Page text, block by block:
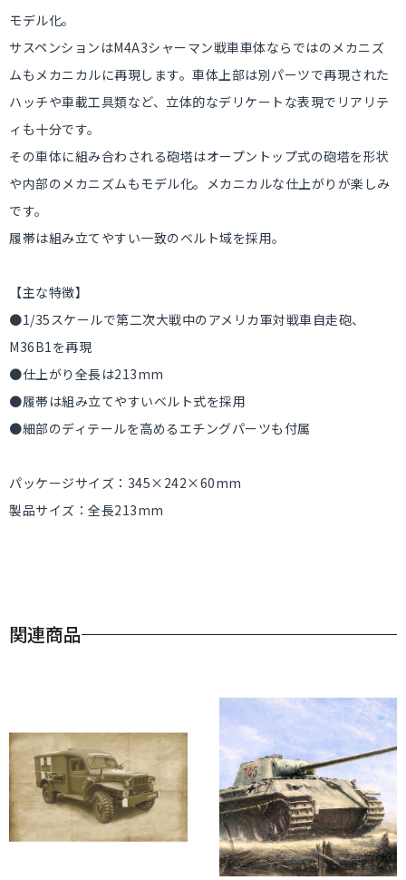
モデル化。
サスペンションはM4A3シャーマン戦車車体ならではのメカニズ
ムもメカニカルに再現します。車体上部は別パーツで再現された
ハッチや車載工具類など、立体的なデリケートな表現でリアリテ
ィも十分です。
その車体に組み合わされる砲塔はオープントップ式の砲塔を形状
や内部のメカニズムもモデル化。メカニカルな仕上がりが楽しみ
です。
履帯は組み立てやすい一致のベルト域を採用。
【主な特徴】
●1/35スケールで第二次大戦中のアメリカ軍対戦車自走砲、
M36B1を再現
●仕上がり全長は213mm
●履帯は組み立てやすいベルト式を採用
●細部のディテールを高めるエチングパーツも付属
パッケージサイズ：345×242×60mm
製品サイズ：全長213mm
関連商品